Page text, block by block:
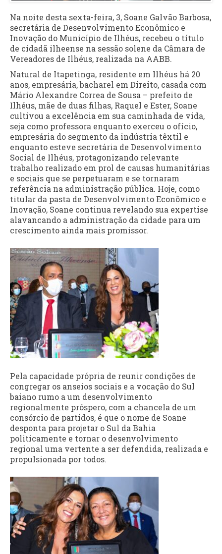
Na noite desta sexta-feira, 3, Soane Galvão Barbosa,
secretária de Desenvolvimento Econômico e
Inovação do Município de Ilhéus, recebeu o título
de cidadã ilheense na sessão solene da Câmara de
Vereadores de Ilhéus, realizada na AABB.
Natural de Itapetinga, residente em Ilhéus há 20
anos, empresária, bacharel em Direito, casada com
Mário Alexandre Correa de Sousa – prefeito de
Ilhéus, mãe de duas filhas, Raquel e Ester, Soane
cultivou a excelência em sua caminhada de vida,
seja como professora enquanto exerceu o ofício,
empresária do segmento da indústria têxtil e
enquanto esteve secretária de Desenvolvimento
Social de Ilhéus, protagonizando relevante
trabalho realizado em prol de causas humanitárias
e sociais que se perpetuaram e se tornaram
referência na administração pública. Hoje, como
titular da pasta de Desenvolvimento Econômico e
Inovação, Soane continua revelando sua expertise
alavancando a administração da cidade para um
crescimento ainda mais promissor.
Pela capacidade própria de reunir condições de
congregar os anseios sociais e a vocação do Sul
baiano rumo a um desenvolvimento
regionalmente próspero, com a chancela de um
consórcio de partidos, é que o nome de Soane
desponta para projetar o Sul da Bahia
politicamente e tornar o desenvolvimento
regional uma vertente a ser defendida, realizada e
propulsionada por todos.